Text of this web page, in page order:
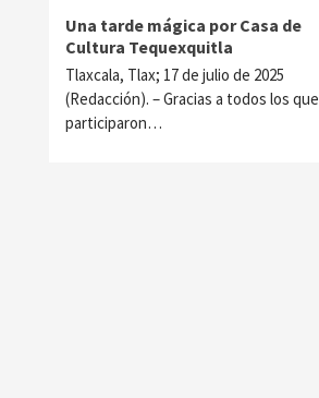
Una tarde mágica por Casa de
Cultura Tequexquitla
Tlaxcala, Tlax; 17 de julio de 2025
(Redacción). – Gracias a todos los que
participaron…